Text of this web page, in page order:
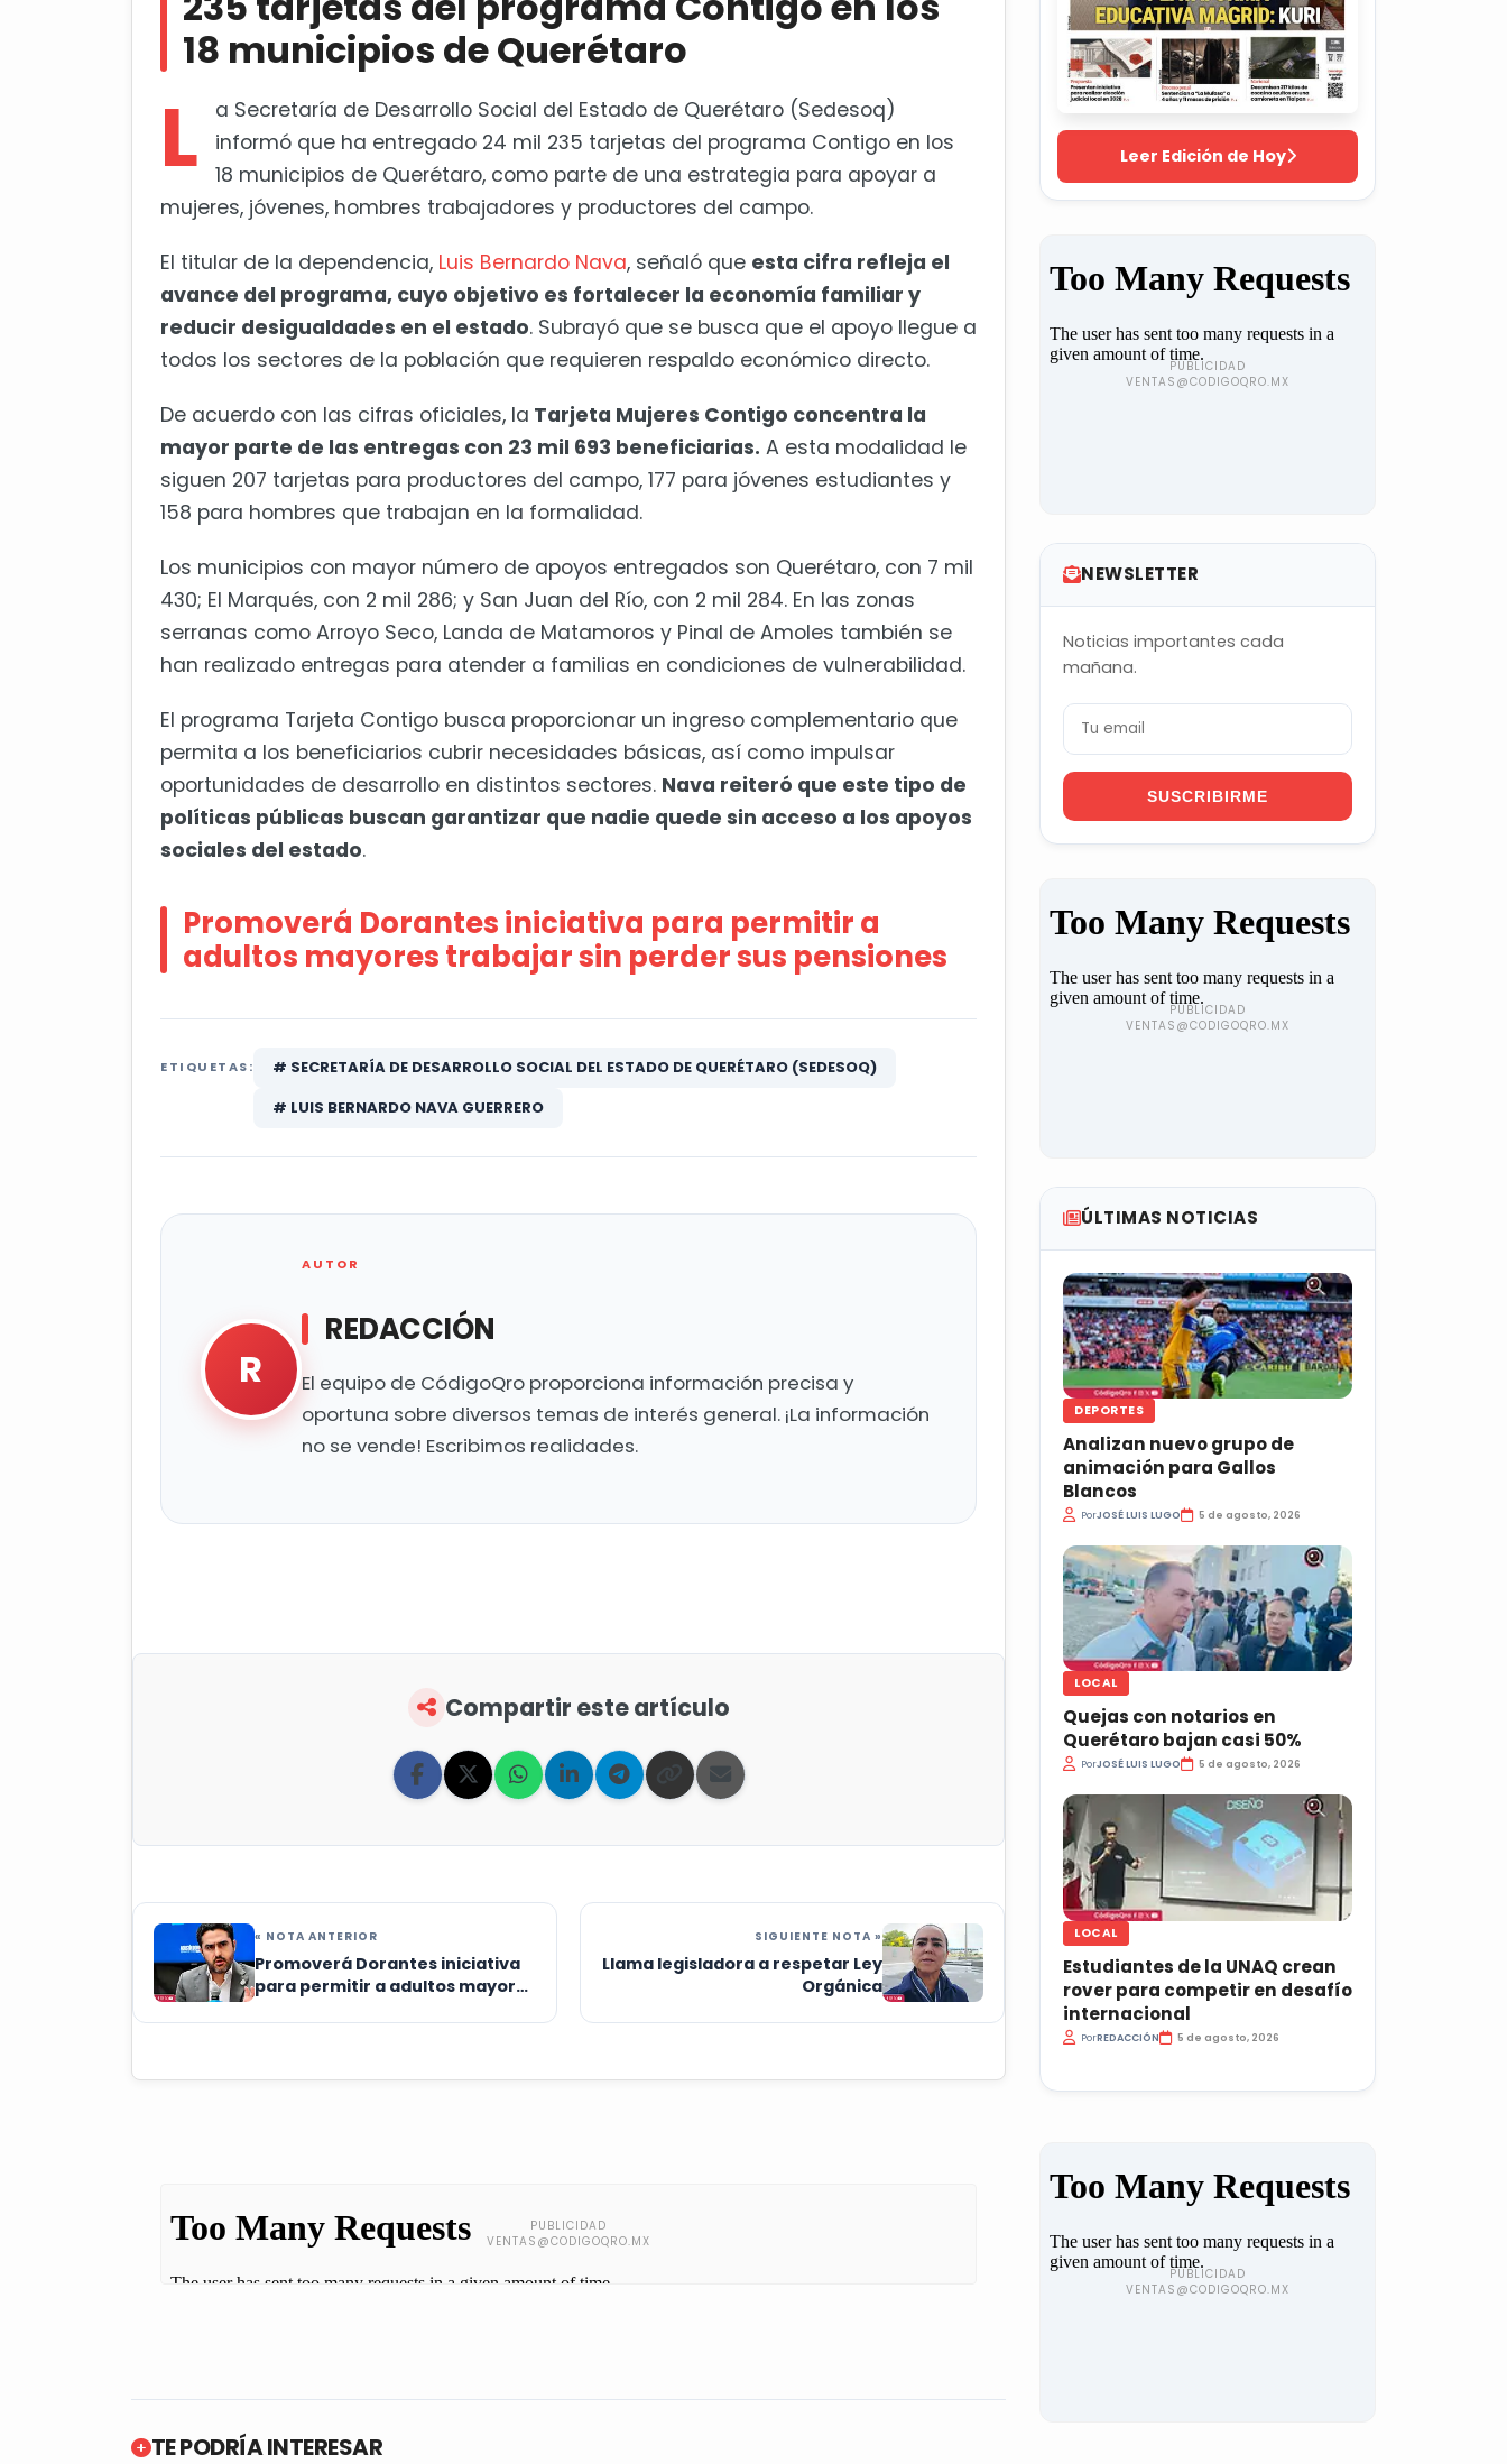
sus pensiones
18 municipios de Querétaro
L
a Secretaría de Desarrollo Social del Estado de Querétaro (Sedesoq)
informó que ha entregado 24 mil 235 tarjetas del programa Contigo en los
18 municipios de Querétaro, como parte de una estrategia para apoyar a
mujeres, jóvenes, hombres trabajadores y productores del campo.
El titular de la dependencia, Luis Bernardo Nava, señaló que esta cifra refleja el
avance del programa, cuyo objetivo es fortalecer la economía familiar y
reducir desigualdades en el estado. Subrayó que se busca que el apoyo llegue a
todos los sectores de la población que requieren respaldo económico directo.
De acuerdo con las cifras oficiales, la Tarjeta Mujeres Contigo concentra la
mayor parte de las entregas con 23 mil 693 beneficiarias. A esta modalidad le
siguen 207 tarjetas para productores del campo, 177 para jóvenes estudiantes y
158 para hombres que trabajan en la formalidad.
Los municipios con mayor número de apoyos entregados son Querétaro, con 7 mil
430; El Marqués, con 2 mil 286; y San Juan del Río, con 2 mil 284. En las zonas
serranas como Arroyo Seco, Landa de Matamoros y Pinal de Amoles también se
han realizado entregas para atender a familias en condiciones de vulnerabilidad.
El programa Tarjeta Contigo busca proporcionar un ingreso complementario que
permita a los beneficiarios cubrir necesidades básicas, así como impulsar
oportunidades de desarrollo en distintos sectores. Nava reiteró que este tipo de
políticas públicas buscan garantizar que nadie quede sin acceso a los apoyos
sociales del estado.
Promoverá Dorantes iniciativa para permitir a
adultos mayores trabajar sin perder sus pensiones
ETIQUETAS:
# SECRETARÍA DE DESARROLLO SOCIAL DEL ESTADO DE QUERÉTARO (SEDESOQ)
# LUIS BERNARDO NAVA GUERRERO
R
AUTOR
REDACCIÓN
El equipo de CódigoQro proporciona información precisa y
oportuna sobre diversos temas de interés general. ¡La información
no se vende! Escribimos realidades.
Compartir este artículo
« NOTA ANTERIOR
Promoverá Dorantes iniciativa
para permitir a adultos mayores
SIGUIENTE NOTA »
Llama legisladora a respetar Ley
Orgánica
TE PODRÍA INTERESAR
Leer Edición de Hoy
NEWSLETTER
Noticias importantes cada
mañana.
SUSCRIBIRME
ÚLTIMAS NOTICIAS
DEPORTES
Analizan nuevo grupo de
animación para Gallos
Blancos
PorJOSÉ LUIS LUGO 5 de agosto, 2026
LOCAL
Quejas con notarios en
Querétaro bajan casi 50%
PorJOSÉ LUIS LUGO 5 de agosto, 2026
LOCAL
Estudiantes de la UNAQ crean
rover para competir en desafío
internacional
PorREDACCIÓN 5 de agosto, 2026